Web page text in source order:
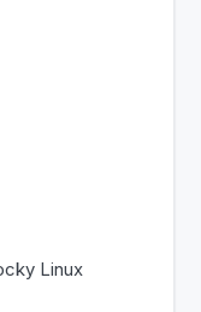
Linux